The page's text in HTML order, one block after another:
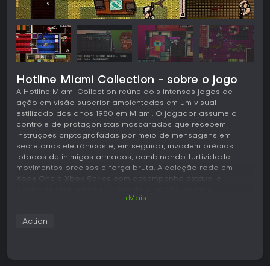
Hotline Miami Collection - sobre o jogo
A Hotline Miami Collection reúne dois intensos jogos de
ação em visão superior ambientados em um visual
estilizado dos anos 1980 em Miami. O jogador assume o
controle de protagonistas mascarados que recebem
instruções criptografadas por meio de mensagens em
secretárias eletrônicas e, em seguida, invadem prédios
lotados de inimigos armados, combinando furtividade,
movimentos precisos e força bruta. A coleção roda em
Xbox One e Xbox Series com desempenho estável e
automática para ajudar a lidar com o ritmo acelerado.
Jogabilidade
contra-atacado. O movimento é intencional e fluido,
+Mais
Action